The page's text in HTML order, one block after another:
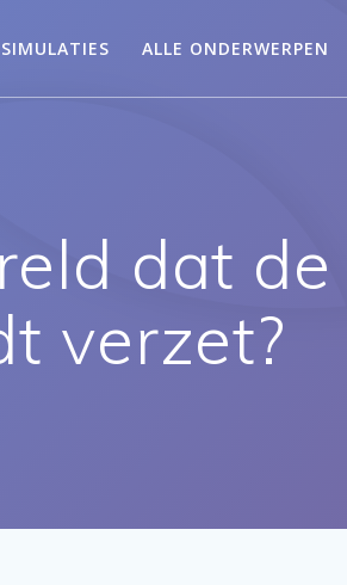
SIMULATIES ALLE ONDERWERPEN
dat de
verzet?